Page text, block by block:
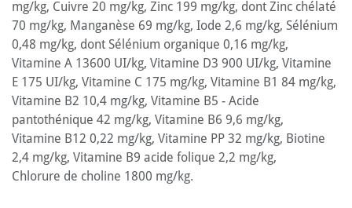
mg/kg, Cuivre 20 mg/kg, Zinc 199 mg/kg, dont Zinc chélaté
70 mg/kg, Manganèse 69 mg/kg, Iode 2,6 mg/kg, Sélénium
0,48 mg/kg, dont Sélénium organique 0,16 mg/kg,
Vitamine A 13600 UI/kg, Vitamine D3 900 UI/kg, Vitamine
E 175 UI/kg, Vitamine C 175 mg/kg, Vitamine B1 84 mg/kg,
Vitamine B2 10,4 mg/kg, Vitamine B5 - Acide
pantothénique 42 mg/kg, Vitamine B6 9,6 mg/kg,
Vitamine B12 0,22 mg/kg, Vitamine PP 32 mg/kg, Biotine
2,4 mg/kg, Vitamine B9 acide folique 2,2 mg/kg,
Chlorure de choline 1800 mg/kg.